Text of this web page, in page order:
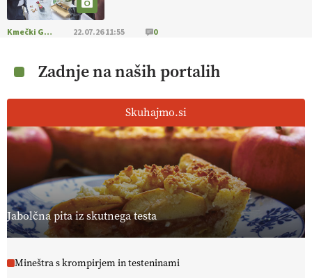
Kmečki Glas 22.07.26 11:55 0
Zadnje na naših portalih
Skuhajmo.si
Jabolčna pita iz skutnega testa
Mineštra s krompirjem in testeninami